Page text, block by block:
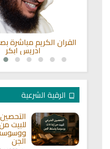
القران الكريم مباشرة
ادريس ابكر
الرقية الشرعية
للبيت
الجن